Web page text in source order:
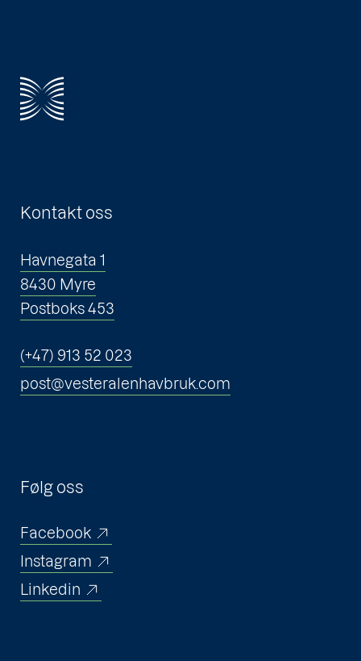
Kontakt oss
Havnegata 1
8430 Myre
Postboks 453
(+47) 913 52 023
post@vesteralenhavbruk.com
Følg oss
Facebook
Instagram
Linkedin